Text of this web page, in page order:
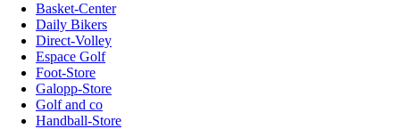
Basket-Center
Daily Bikers
Direct-Volley
Espace Golf
Foot-Store
Galopp-Store
Golf and co
Handball-Store